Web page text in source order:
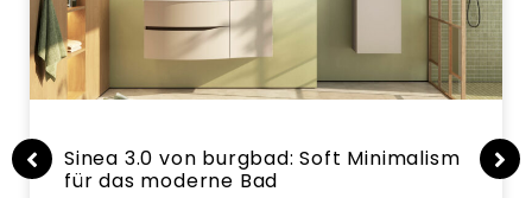
Sinea 3.0 von burgbad: Soft Minimalism
für das moderne Bad